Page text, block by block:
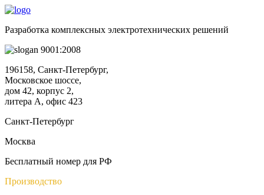
Разработка комплексных электротехнических решений
9001:2008
196158, Санкт-Петербург,
Московское шоссе,
дом 42, корпус 2,
литера А, офис 423
Санкт-Петербург
Москва
Бесплатный номер для РФ
Производство